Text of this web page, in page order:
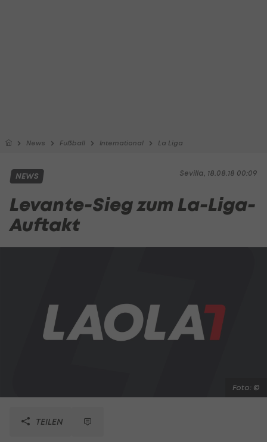
News Fußball International La Liga
Sevilla, 18.08.18 00:09
NEWS
Levante-Sieg zum La-Liga-
Auftakt
Foto: ©
TEILEN